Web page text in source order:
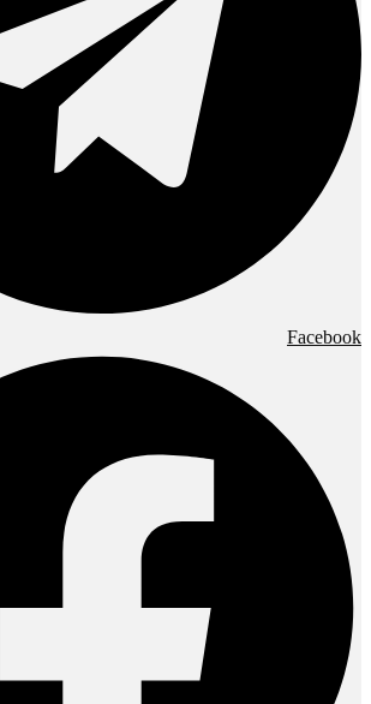
Facebook